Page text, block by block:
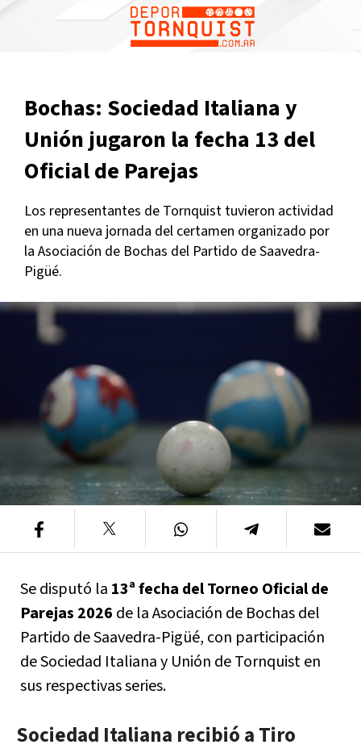
Bochas: Sociedad Italiana y
Unión jugaron la fecha 13 del
Oficial de Parejas
Los representantes de Tornquist tuvieron actividad
en una nueva jornada del certamen organizado por
la Asociación de Bochas del Partido de Saavedra-
Pigüé.
Se disputó la 13ª fecha del Torneo Oficial de
Parejas 2026 de la Asociación de Bochas del
Partido de Saavedra-Pigüé, con participación
de Sociedad Italiana y Unión de Tornquist en
sus respectivas series.
Sociedad Italiana recibió a Tiro